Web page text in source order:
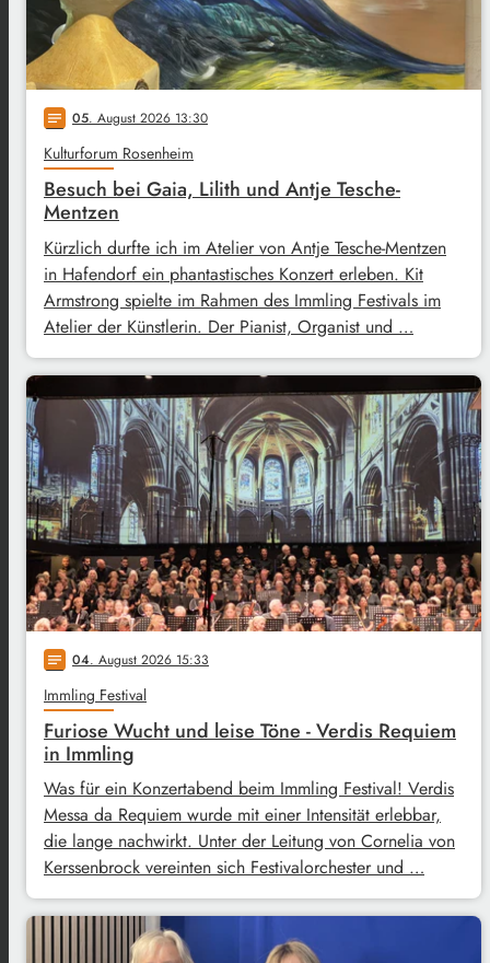
notes 05. August 2026 13:30
Kulturforum Rosenheim
Besuch bei Gaia, Lilith und Antje Tesche-
Mentzen
Kürzlich durfte ich im Atelier von Antje Tesche-Mentzen
in Hafendorf ein phantastisches Konzert erleben. Kit
Armstrong spielte im Rahmen des Immling Festivals im
Atelier der Künstlerin. Der Pianist, Organist und …
notes 04. August 2026 15:33
Immling Festival
Furiose Wucht und leise Töne - Verdis Requiem
in Immling
Was für ein Konzertabend beim Immling Festival! Verdis
Messa da Requiem wurde mit einer Intensität erlebbar,
die lange nachwirkt. Unter der Leitung von Cornelia von
Kerssenbrock vereinten sich Festivalorchester und …